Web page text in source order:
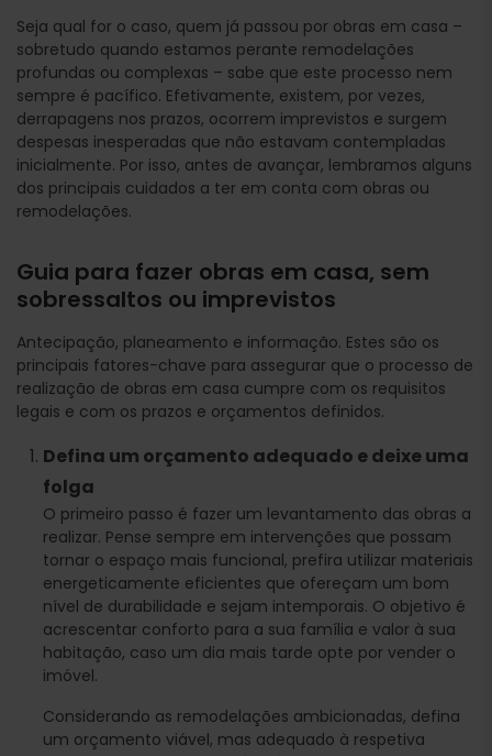
Seja qual for o caso, quem já passou por obras em casa –
sobretudo quando estamos perante remodelações
profundas ou complexas – sabe que este processo nem
sempre é pacífico. Efetivamente, existem, por vezes,
derrapagens nos prazos, ocorrem imprevistos e surgem
despesas inesperadas que não estavam contempladas
inicialmente. Por isso, antes de avançar, lembramos alguns
dos principais cuidados a ter em conta com obras ou
remodelações.
Guia para fazer obras em casa, sem
sobressaltos ou imprevistos
Antecipação, planeamento e informação. Estes são os
principais fatores-chave para assegurar que o processo de
realização de obras em casa cumpre com os requisitos
legais e com os prazos e orçamentos definidos.
Defina um orçamento adequado e deixe uma
folga
O primeiro passo é fazer um levantamento das obras a
realizar. Pense sempre em intervenções que possam
tornar o espaço mais funcional, prefira utilizar materiais
energeticamente eficientes que ofereçam um bom
nível de durabilidade e sejam intemporais. O objetivo é
acrescentar conforto para a sua família e valor à sua
habitação, caso um dia mais tarde opte por vender o
imóvel.
Considerando as remodelações ambicionadas, defina
um orçamento viável, mas adequado à respetiva